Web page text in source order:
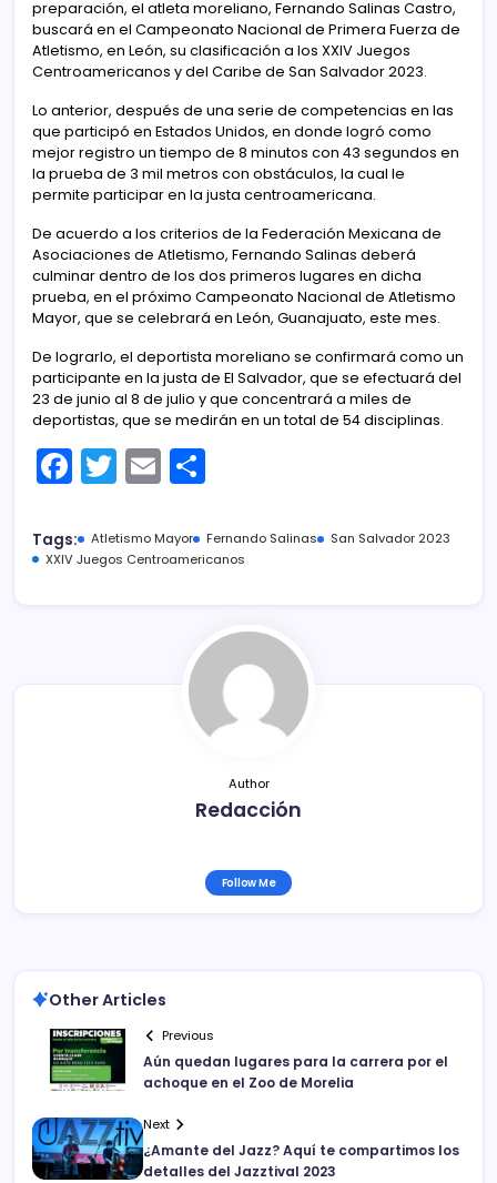
preparación, el atleta moreliano, Fernando Salinas Castro,
buscará en el Campeonato Nacional de Primera Fuerza de
Atletismo, en León, su clasificación a los XXIV Juegos
Centroamericanos y del Caribe de San Salvador 2023.
Lo anterior, después de una serie de competencias en las
que participó en Estados Unidos, en donde logró como
mejor registro un tiempo de 8 minutos con 43 segundos en
la prueba de 3 mil metros con obstáculos, la cual le
permite participar en la justa centroamericana.
De acuerdo a los criterios de la Federación Mexicana de
Asociaciones de Atletismo, Fernando Salinas deberá
culminar dentro de los dos primeros lugares en dicha
prueba, en el próximo Campeonato Nacional de Atletismo
Mayor, que se celebrará en León, Guanajuato, este mes.
De lograrlo, el deportista moreliano se confirmará como un
participante en la justa de El Salvador, que se efectuará del
23 de junio al 8 de julio y que concentrará a miles de
deportistas, que se medirán en un total de 54 disciplinas.
F
a
c
e
T
w
itt
er
E
m
ai
l
m
p
tir
Tags: Atletismo Mayor Fernando Salinas
San Salvador 2023
XXIV Juegos Centroamericanos
Author
Redacción
Follow Me
Other Articles
Previous
Aún quedan lugares para la carrera por el
achoque en el Zoo de Morelia
Next
¿Amante del Jazz? Aquí te compartimos los
detalles del Jazztival 2023